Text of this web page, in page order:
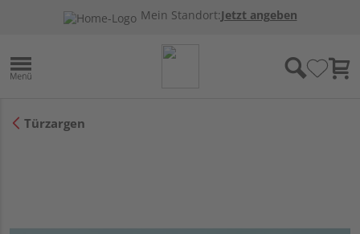
Mein Standort:Jetzt angeben
Türzargen